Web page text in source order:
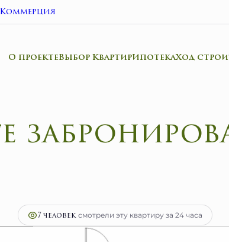
Коммерция
О проектеВыбор КвартирИпотекаХод
7 человексмотрели эту квартиру за 24 часа